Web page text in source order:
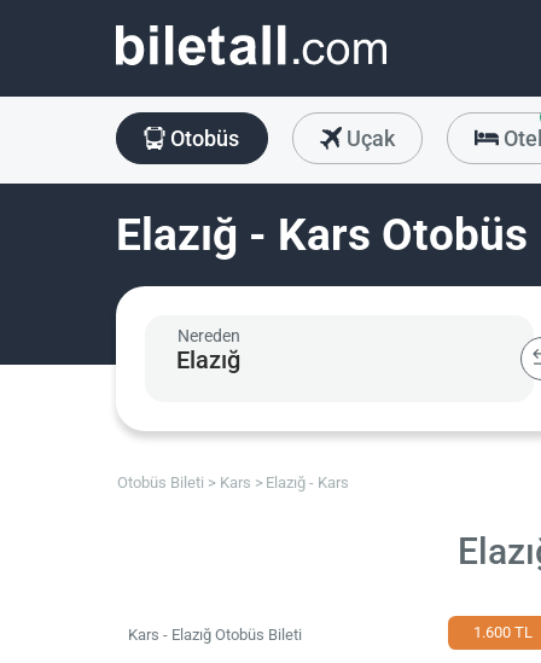
Otobüs Uçak
Elazığ - Kars
Nereden
Otobüs Bileti Kars Elazığ - Kars
Kars - Elazığ Otobüs Bileti 1.600 TL